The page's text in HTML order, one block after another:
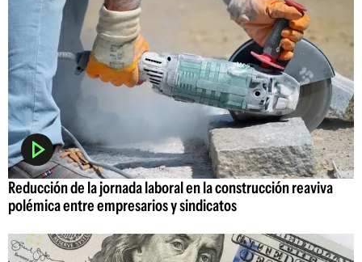
Reducción de la jornada laboral en la construcción reaviva
polémica entre empresarios y sindicatos